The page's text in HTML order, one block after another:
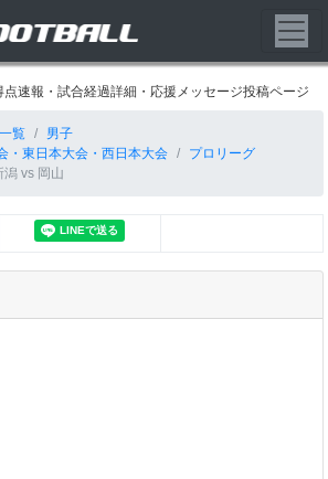
速報・試合経過詳細・応援メッセージ投稿ページ
覧
男子
・東日本大会・西日本大会
プロリーグ
vs 岡山